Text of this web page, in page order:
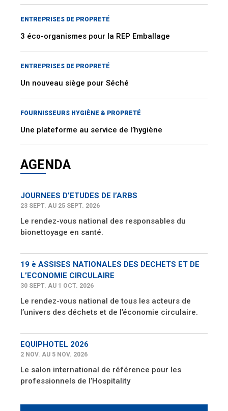
ENTREPRISES DE PROPRETÉ
3 éco-organismes pour la REP Emballage
ENTREPRISES DE PROPRETÉ
Un nouveau siège pour Séché
FOURNISSEURS HYGIÈNE & PROPRETÉ
Une plateforme au service de l’hygiène
AGENDA
JOURNEES D’ETUDES DE l’ARBS
23 SEPT. AU 25 SEPT. 2026
Le rendez-vous national des responsables du
bionettoyage en santé.
19 è ASSISES NATIONALES DES DECHETS ET DE
L’ECONOMIE CIRCULAIRE
30 SEPT. AU 1 OCT. 2026
Le rendez-vous national de tous les acteurs de
l’univers des déchets et de l’économie circulaire.
EQUIPHOTEL 2026
2 NOV. AU 5 NOV. 2026
Le salon international de référence pour les
professionnels de l’Hospitality